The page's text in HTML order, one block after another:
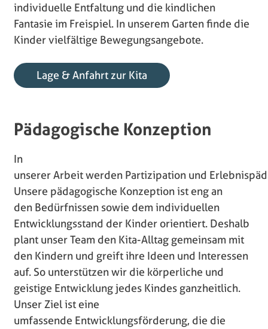
individuelle Entfaltung und die kindlichen
Fantasie im Freispiel. In unserem Garten finde die
Kinder vielfältige Bewegungsangebote.
Lage & Anfahrt zur Kita
Pädagogische Konzeption
In
unserer Arbeit werden Partizipation und
Unsere pädagogische Konzeption ist eng an
den Bedürfnissen sowie dem individuellen
Entwicklungsstand der Kinder orientiert. Deshalb
plant unser Team den Kita-Alltag gemeinsam mit
den Kindern und greift ihre Ideen und Interessen
auf. So unterstützen wir die körperliche und
geistige Entwicklung jedes Kindes ganzheitlich.
Unser Ziel ist eine
umfassende Entwicklungsförderung, die die